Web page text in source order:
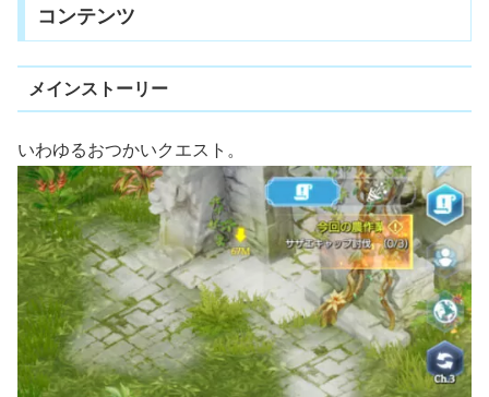
コンテンツ
メインストーリー
いわゆるおつかいクエスト。